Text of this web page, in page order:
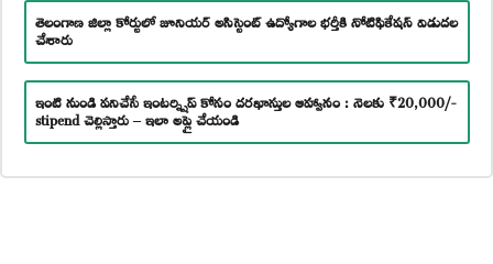
తెలంగాణ జిల్లా కోర్టులో జూనియర్ అసిస్టెంట్ ఉద్యోగాల భర్తీకి నోటిఫికేషన్ విడుదల
చేశారు
ఇంటి నుండి పనిచేసే ఇంటర్న్షిప్ కోసం దరఖాస్తుల ఆహ్వానం : నెలకు ₹20,000/-
stipend చెల్లిస్తారు – ఇలా అప్లై చేయండి